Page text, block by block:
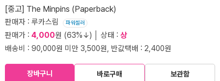
[중고] The Minpins (Paperback)
판매자 : 루카스림 파워셀러
판매가 : 4,000원 (63%↓) │ 상태 : 상
배송비 : 90,000원 미만 3,500원, 반값택배 : 2,400원
장바구니 바로구매 보관함